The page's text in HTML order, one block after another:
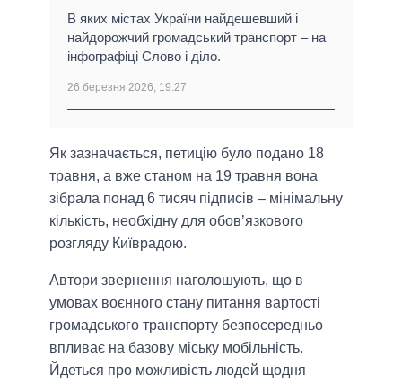
В яких містах України найдешевший і
найдорожчий громадський транспорт – на
інфографіці Слово і діло.
26 березня 2026, 19:27
Як зазначається, петицію було подано 18
травня, а вже станом на 19 травня вона
зібрала понад 6 тисяч підписів – мінімальну
кількість, необхідну для обов’язкового
розгляду Київрадою.
Автори звернення наголошують, що в
умовах воєнного стану питання вартості
громадського транспорту безпосередньо
впливає на базову міську мобільність.
Йдеться про можливість людей щодня